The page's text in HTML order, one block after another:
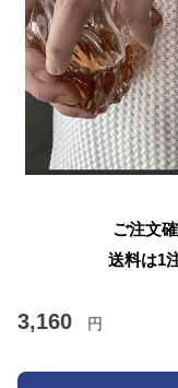
ご注文
送料は1
3,160 円